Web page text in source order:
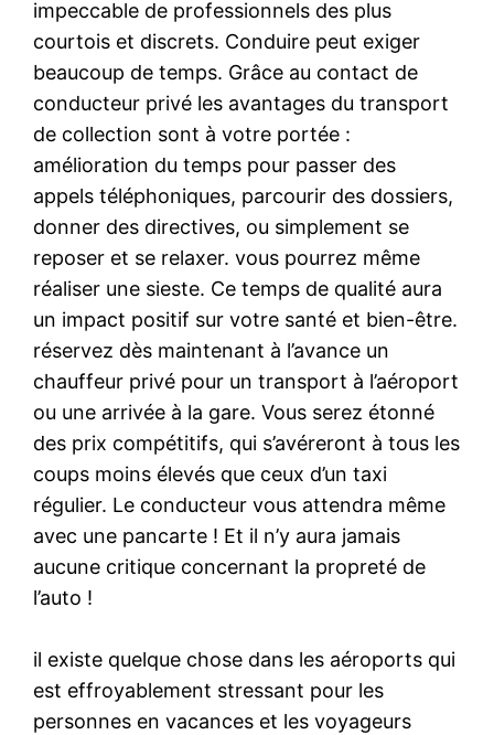
impeccable de professionnels des plus
courtois et discrets. Conduire peut exiger
beaucoup de temps. Grâce au contact de
conducteur privé les avantages du transport
de collection sont à votre portée :
amélioration du temps pour passer des
appels téléphoniques, parcourir des dossiers,
donner des directives, ou simplement se
reposer et se relaxer. vous pourrez même
réaliser une sieste. Ce temps de qualité aura
un impact positif sur votre santé et bien-être.
réservez dès maintenant à l’avance un
chauffeur privé pour un transport à l’aéroport
ou une arrivée à la gare. Vous serez étonné
des prix compétitifs, qui s’avéreront à tous les
coups moins élevés que ceux d’un taxi
régulier. Le conducteur vous attendra même
avec une pancarte ! Et il n’y aura jamais
aucune critique concernant la propreté de
l’auto !
il existe quelque chose dans les aéroports qui
est effroyablement stressant pour les
personnes en vacances et les voyageurs